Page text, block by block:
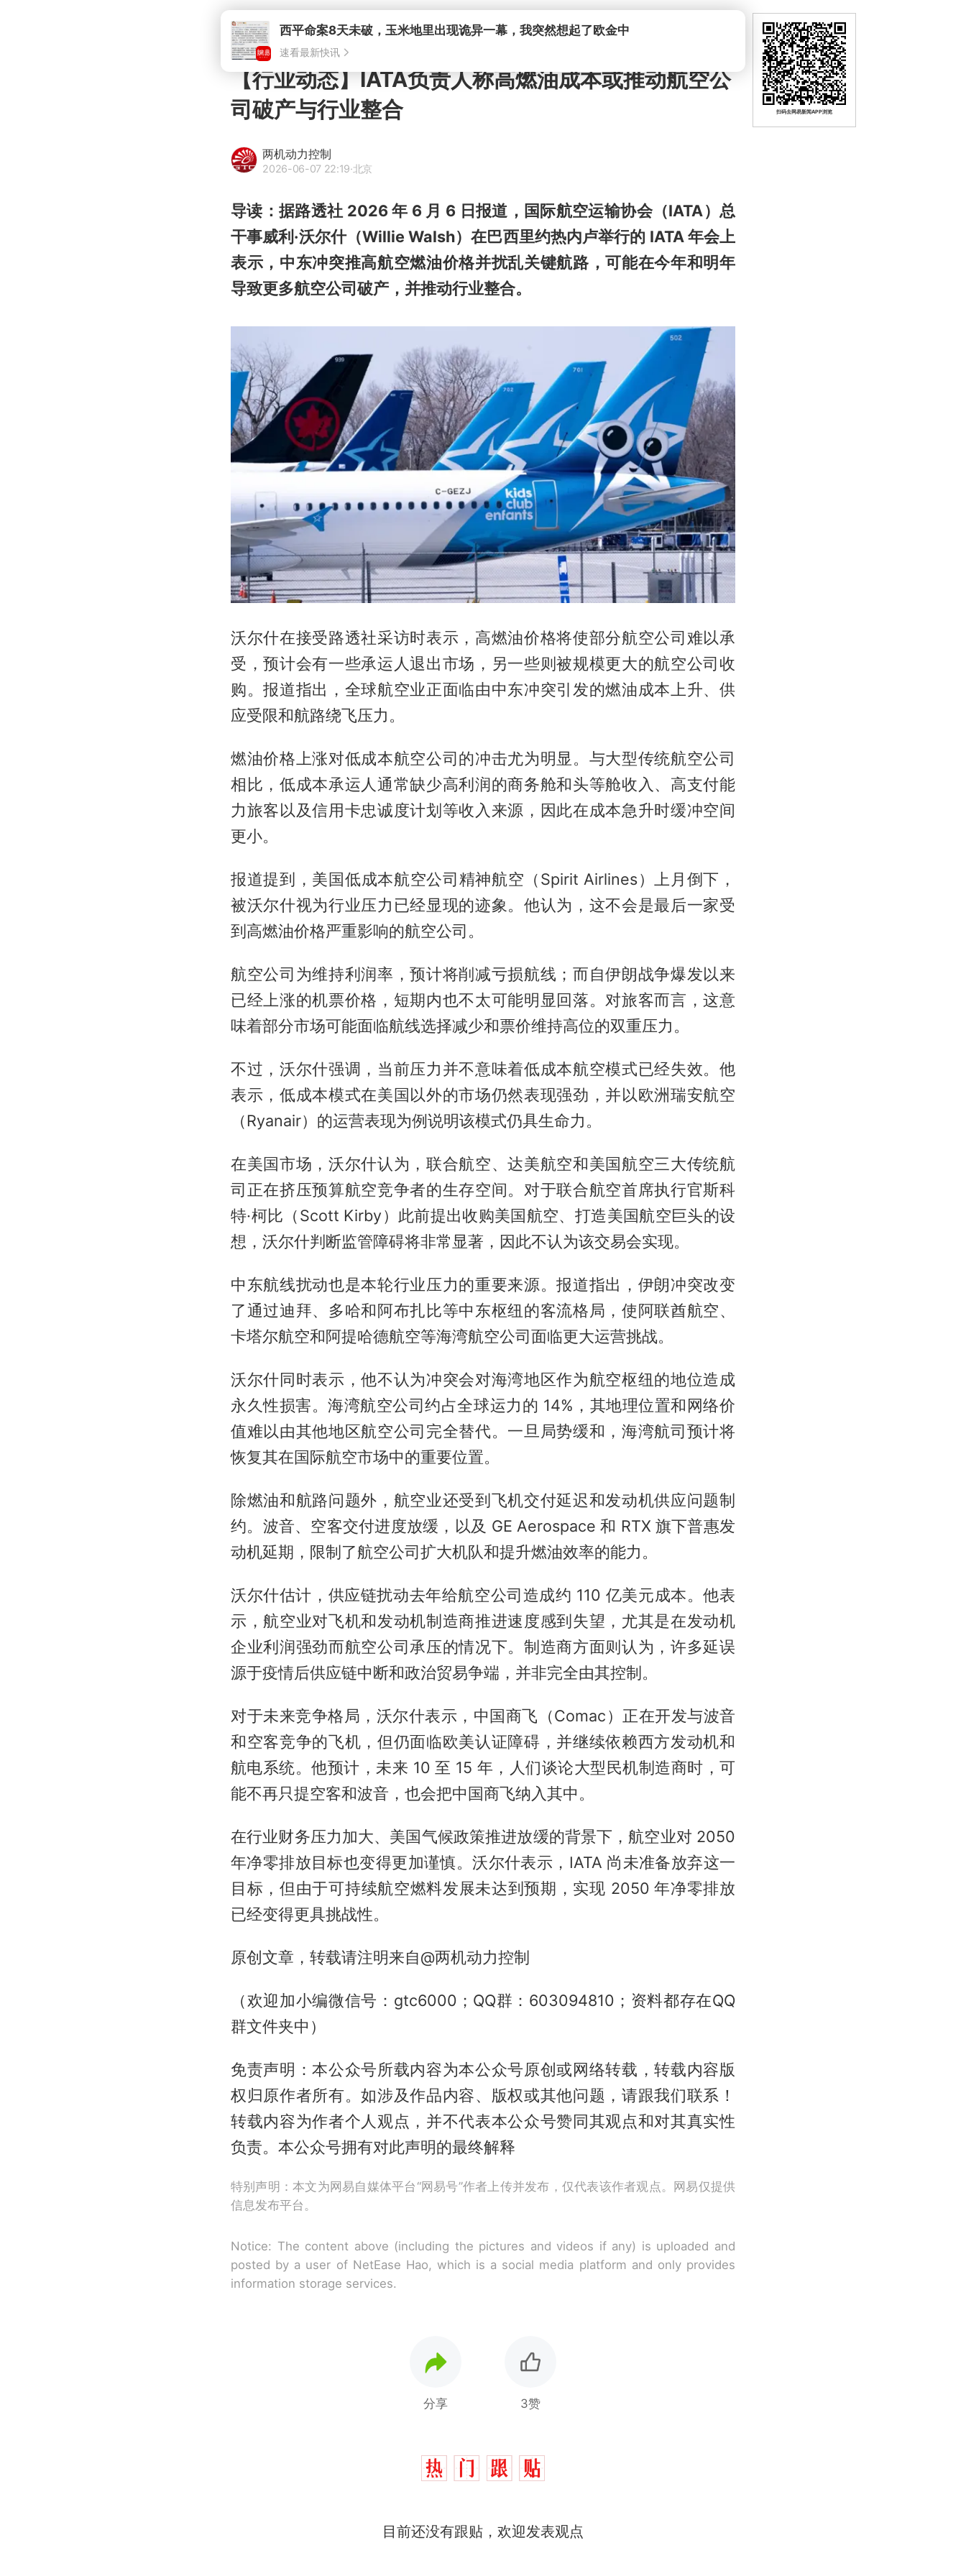
【行业动态】IATA负责人称高燃油成本或推动航空公
司破产与行业整合
两机动力控制
2026-06-07 22:19·北京
导读：据路透社 2026 年 6 月 6 日报道，国际航空运输协会（IATA）总
干事威利·沃尔什（Willie Walsh）在巴西里约热内卢举行的 IATA 年会上
表示，中东冲突推高航空燃油价格并扰乱关键航路，可能在今年和明年
导致更多航空公司破产，并推动行业整合。
沃尔什在接受路透社采访时表示，高燃油价格将使部分航空公司难以承
受，预计会有一些承运人退出市场，另一些则被规模更大的航空公司收
购。报道指出，全球航空业正面临由中东冲突引发的燃油成本上升、供
应受限和航路绕飞压力。
燃油价格上涨对低成本航空公司的冲击尤为明显。与大型传统航空公司
相比，低成本承运人通常缺少高利润的商务舱和头等舱收入、高支付能
力旅客以及信用卡忠诚度计划等收入来源，因此在成本急升时缓冲空间
更小。
报道提到，美国低成本航空公司精神航空（Spirit Airlines）上月倒下，
被沃尔什视为行业压力已经显现的迹象。他认为，这不会是最后一家受
到高燃油价格严重影响的航空公司。
航空公司为维持利润率，预计将削减亏损航线；而自伊朗战争爆发以来
已经上涨的机票价格，短期内也不太可能明显回落。对旅客而言，这意
味着部分市场可能面临航线选择减少和票价维持高位的双重压力。
不过，沃尔什强调，当前压力并不意味着低成本航空模式已经失效。他
表示，低成本模式在美国以外的市场仍然表现强劲，并以欧洲瑞安航空
（Ryanair）的运营表现为例说明该模式仍具生命力。
在美国市场，沃尔什认为，联合航空、达美航空和美国航空三大传统航
司正在挤压预算航空竞争者的生存空间。对于联合航空首席执行官斯科
特·柯比（Scott Kirby）此前提出收购美国航空、打造美国航空巨头的设
想，沃尔什判断监管障碍将非常显著，因此不认为该交易会实现。
中东航线扰动也是本轮行业压力的重要来源。报道指出，伊朗冲突改变
了通过迪拜、多哈和阿布扎比等中东枢纽的客流格局，使阿联酋航空、
卡塔尔航空和阿提哈德航空等海湾航空公司面临更大运营挑战。
沃尔什同时表示，他不认为冲突会对海湾地区作为航空枢纽的地位造成
永久性损害。海湾航空公司约占全球运力的 14%，其地理位置和网络价
值难以由其他地区航空公司完全替代。一旦局势缓和，海湾航司预计将
恢复其在国际航空市场中的重要位置。
除燃油和航路问题外，航空业还受到飞机交付延迟和发动机供应问题制
约。波音、空客交付进度放缓，以及 GE Aerospace 和 RTX 旗下普惠发
动机延期，限制了航空公司扩大机队和提升燃油效率的能力。
沃尔什估计，供应链扰动去年给航空公司造成约 110 亿美元成本。他表
示，航空业对飞机和发动机制造商推进速度感到失望，尤其是在发动机
企业利润强劲而航空公司承压的情况下。制造商方面则认为，许多延误
源于疫情后供应链中断和政治贸易争端，并非完全由其控制。
对于未来竞争格局，沃尔什表示，中国商飞（Comac）正在开发与波音
和空客竞争的飞机，但仍面临欧美认证障碍，并继续依赖西方发动机和
航电系统。他预计，未来 10 至 15 年，人们谈论大型民机制造商时，可
能不再只提空客和波音，也会把中国商飞纳入其中。
在行业财务压力加大、美国气候政策推进放缓的背景下，航空业对 2050
年净零排放目标也变得更加谨慎。沃尔什表示，IATA 尚未准备放弃这一
目标，但由于可持续航空燃料发展未达到预期，实现 2050 年净零排放
已经变得更具挑战性。
原创文章，转载请注明来自@两机动力控制
（欢迎加小编微信号：gtc6000；QQ群：603094810；资料都存在QQ
群文件夹中）
免责声明：本公众号所载内容为本公众号原创或网络转载，转载内容版
权归原作者所有。如涉及作品内容、版权或其他问题，请跟我们联系！
转载内容为作者个人观点，并不代表本公众号赞同其观点和对其真实性
负责。本公众号拥有对此声明的最终解释
特别声明：本文为网易自媒体平台“网易号”作者上传并发布，仅代表该作者观点。网易仅提供
信息发布平台。
Notice: The content above (including the pictures and videos if any) is uploaded and
posted by a user of NetEase Hao, which is a social media platform and only provides
information storage services.
分享 3赞
目前还没有跟贴，欢迎发表观点
那个在床头放菜刀的女孩，因老师一句“跟我回家”改写了人生
扫码去网易新闻APP浏览